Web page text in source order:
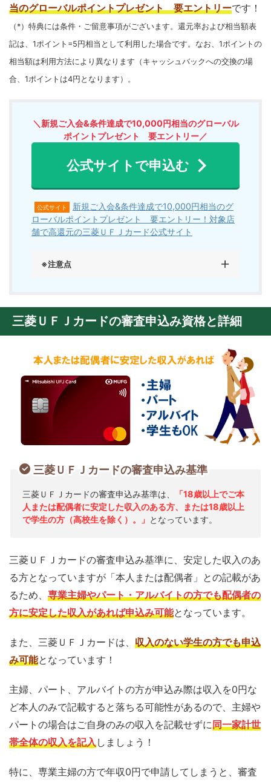
当のグローバルポイントプレゼント 要エントリーです！
（*）特典には条件・ご留意事項がございます。還元率および相当額表
記は、1ポイント=5円相当として利用した場合です。なお、1ポイントの
相当額は利用方法により異なります（キャッシュバックへの交換の場
合、1ポイントは4円となります）。
＼新規ご入会&条件達成で10,000円相当のグローバル
ポイントプレゼント 要エントリー／
公式サイトで申込む
公式サイト
新規ご入会&条件達成で10,000円相当のグ
ローバルポイントプレゼント 要エントリー！対象店
舗で高還元の三菱ＵＦＪカード公式サイト
※注意点
三菱ＵＦＪカードの審査申込み資格と詳細
三菱ＵＦＪカードの審査申込み基準
三菱ＵＦＪカードの審査申込み基準は、
「18歳以上でご本
人または配偶者に安定した収入のある方、または18歳以上
で学生の方（高校生を除く）。」 となっています。
三菱ＵＦＪカードの審査申込み基準に、安定した収入のあ
る方となっていますが「本人または配偶者」との記載があ
るため、 専業主婦やパート・アルバイトの方でも配偶者の
方に安定した収入があれば申込み可能となっています。
また、三菱ＵＦＪカードは、 収入のない学生の方でも申込
み可能となっています！
主婦、パート、アルバイトの方が申込み際は収入を0円な
ど本人のみで記載すると落ちる可能性があるので、主婦や
パートの場合はご自身のみの収入を記載せずに同一家計世
帯全体の収入を記入しましょう！
特に、専業主婦の方で年収0円で申請してしまうと、審査